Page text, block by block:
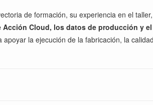
de formación, su experiencia en el
Acción Cloud, los datos de producción y el
la ejecución de la fabricación, la